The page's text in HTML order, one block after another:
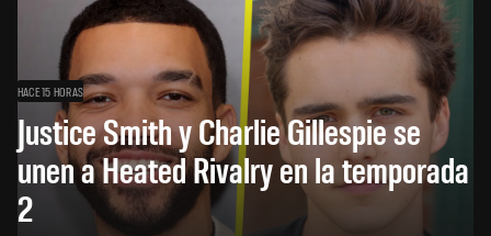
HACE 15 HORAS
Justice Smith y Charlie Gillespie se
unen a Heated Rivalry en la temporada
2